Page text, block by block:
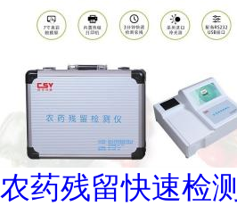
农药残留快速检